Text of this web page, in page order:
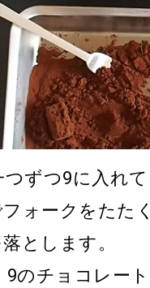
つずつ9に入れ
ォークをたた
とします。
のチョコレー